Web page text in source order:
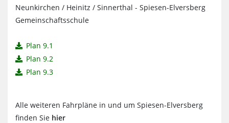
Neunkirchen / Heinitz / Sinnerthal - Spiesen-Elversberg
Gemeinschaftsschule
Plan 9.1
Plan 9.2
Plan 9.3
Alle weiteren Fahrpläne in und um Spiesen-Elversberg
finden Sie hier